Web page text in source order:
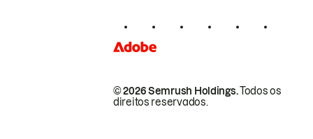
© 2026 Semrush Holdings.Todos os
direitos reservados.